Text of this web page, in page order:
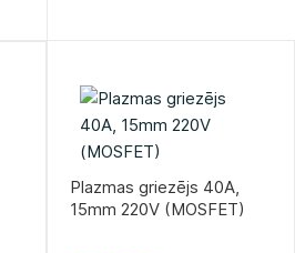
Plazmas griezējs 40A,
15mm 220V (MOSFET)